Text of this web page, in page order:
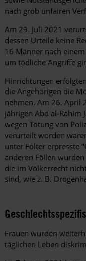
nach grob unfairen
Am 29. Juli 2021
dessen Urteile keine
16 Männer nach
um tödliche Angriffe
Hinrichtungen
die Angehörigen die
nehmen. Am 26. April
jährigen Abd al-Rahim
wegen Tötung von
verurteilt worden
unter Folter erpresste
anderen Fällen
die im Völkerrecht
sind, wie z. B.
Frauen wurden
täglichen Leben